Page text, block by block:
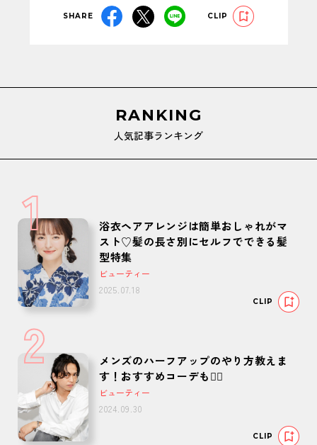
SHARE CLIP
RANKING
人気記事ランキング
1
浴衣ヘアアレンジは簡単おしゃれがマ
スト♡髪の長さ別にセルフでできる髪
型特集
ビューティー
2025.07.18
CLIP
2
メンズのハーフアップのやり方教えま
す！おすすめコーデも🙆‍♂️
ビューティー
2024.09.30
CLIP